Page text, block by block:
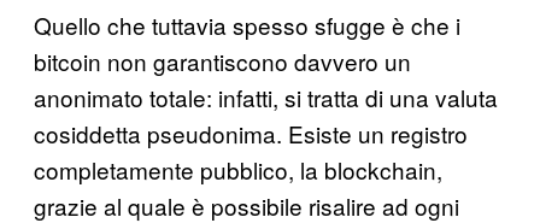
Quello che tuttavia spesso sfugge è che i
bitcoin non garantiscono davvero un
anonimato totale: infatti, si tratta di una valuta
cosiddetta pseudonima. Esiste un registro
completamente pubblico, la blockchain,
grazie al quale è possibile risalire ad ogni